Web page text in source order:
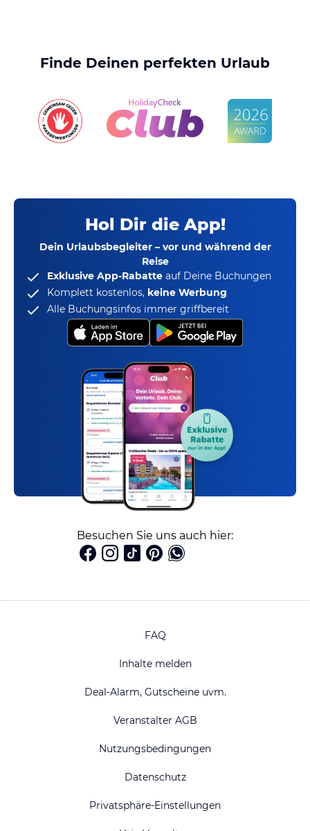
Finde Deinen perfekten Urlaub
Hol Dir die App!
Dein Urlaubsbegleiter – vor und während der
Reise
Exklusive App-Rabatte auf Deine Buchungen
Komplett kostenlos, keine Werbung
Alle Buchungsinfos immer griffbereit
Besuchen Sie uns auch hier:
FAQ
Inhalte melden
Deal-Alarm, Gutscheine uvm.
Veranstalter AGB
Nutzungsbedingungen
Datenschutz
Privatsphäre-Einstellungen